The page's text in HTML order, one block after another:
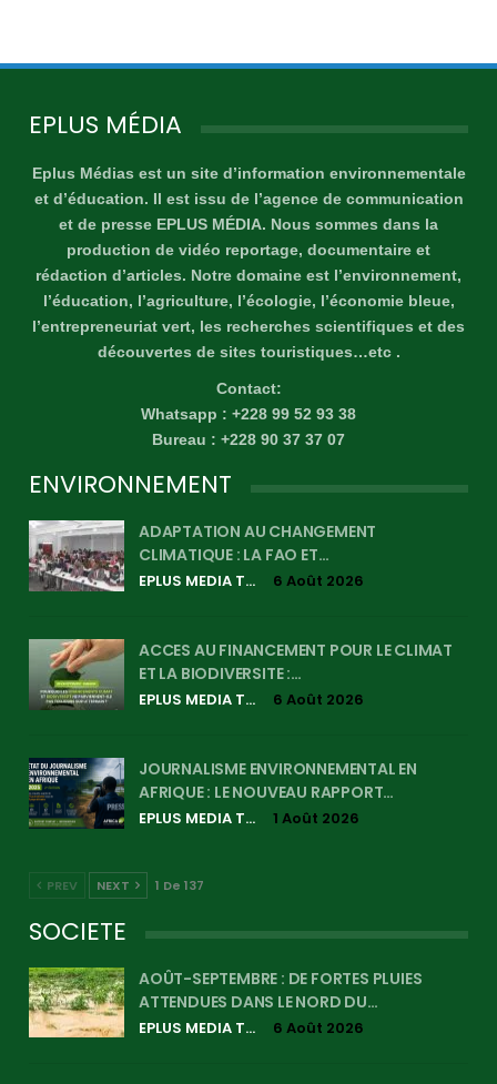
EPLUS MÉDIA
Eplus Médias est un site d’information environnementale
et d’éducation. Il est issu de l’agence de communication
et de presse EPLUS MÉDIA. Nous sommes dans la
production de vidéo reportage, documentaire et
rédaction d’articles. Notre domaine est l’environnement,
l’éducation, l’agriculture, l’écologie, l’économie bleue,
l’entrepreneuriat vert, les recherches scientifiques et des
découvertes de sites touristiques…etc .
Contact:
Whatsapp : +228 99 52 93 38
Bureau : +228 90 37 37 07
ENVIRONNEMENT
ADAPTATION AU CHANGEMENT
CLIMATIQUE : LA FAO ET…
EPLUS MEDIA TV 6 Août 2026
ACCES AU FINANCEMENT POUR LE CLIMAT
ET LA BIODIVERSITE :…
EPLUS MEDIA TV 6 Août 2026
JOURNALISME ENVIRONNEMENTAL EN
AFRIQUE : LE NOUVEAU RAPPORT…
EPLUS MEDIA TV 1 Août 2026
PREV NEXT 1 De 137
SOCIETE
AOÛT-SEPTEMBRE : DE FORTES PLUIES
ATTENDUES DANS LE NORD DU…
EPLUS MEDIA TV 6 Août 2026